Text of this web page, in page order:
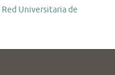
Red Universitaria de